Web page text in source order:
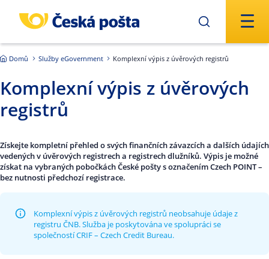
Domů Služby eGovernment Komplexní výpis z úvěrových registrů
Komplexní výpis z úvěrových
registrů
Získejte kompletní přehled o svých finančních závazcích a dalších údajích
vedených v úvěrových registrech a registrech dlužníků. Výpis je možné
získat na vybraných pobočkách České pošty s označením Czech POINT –
bez nutnosti předchozí registrace.
Komplexní výpis z úvěrových registrů neobsahuje údaje z
registru ČNB. Služba je poskytována ve spolupráci se
společností CRIF – Czech Credit Bureau.